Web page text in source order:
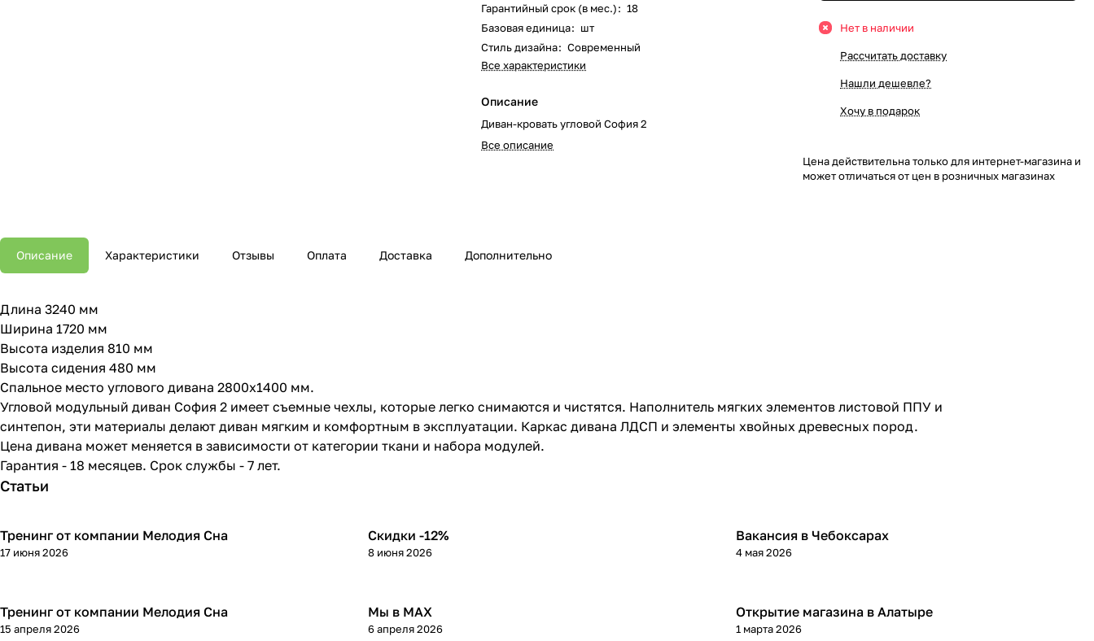
Гарантийный срок (в мес.): 18
Базовая единица: шт
Стиль дизайна: Современный
Все характеристики
Описание
Диван-кровать угловой София 2
Все описание
Нет в наличии
Рассчитать доставку
Нашли дешевле?
Хочу в подарок
Цена действительна только для интернет-магазина и
может отличаться от цен в розничных магазинах
Описание Характеристики Отзывы Оплата Доставка Дополнительно
Длина 3240 мм
Ширина 1720 мм
Высота изделия 810 мм
Высота сидения 480 мм
Спальное место углового дивана 2800х1400 мм.
Угловой модульный диван София 2 имеет съемные чехлы, которые легко снимаются и чистятся. Наполнитель мягких элементов листовой ППУ и
синтепон, эти материалы делают диван мягким и комфортным в эксплуатации. Каркас дивана ЛДСП и элементы хвойных древесных пород.
Цена дивана может меняется в зависимости от категории ткани и набора модулей.
Гарантия - 18 месяцев. Срок службы - 7 лет.
Статьи
Тренинг от компании Мелодия Сна
17 июня 2026
Скидки -12%
8 июня 2026
Вакансия в Чебоксарах
4 мая 2026
Тренинг от компании Мелодия Сна
15 апреля 2026
Мы в МАХ
6 апреля 2026
Открытие магазина в Алатыре
1 марта 2026